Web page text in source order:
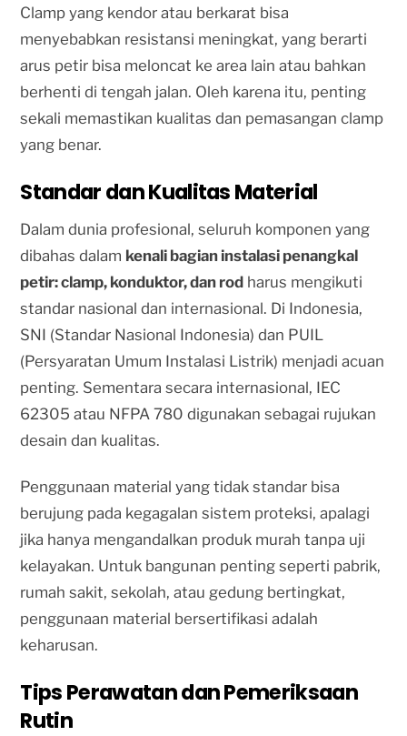
Clamp yang kendor atau berkarat bisa
menyebabkan resistansi meningkat, yang berarti
arus petir bisa meloncat ke area lain atau bahkan
berhenti di tengah jalan. Oleh karena itu, penting
sekali memastikan kualitas dan pemasangan clamp
yang benar.
Standar dan Kualitas Material
Dalam dunia profesional, seluruh komponen yang
dibahas dalam kenali bagian instalasi penangkal
petir: clamp, konduktor, dan rod harus mengikuti
standar nasional dan internasional. Di Indonesia,
SNI (Standar Nasional Indonesia) dan PUIL
(Persyaratan Umum Instalasi Listrik) menjadi acuan
penting. Sementara secara internasional, IEC
62305 atau NFPA 780 digunakan sebagai rujukan
desain dan kualitas.
Penggunaan material yang tidak standar bisa
berujung pada kegagalan sistem proteksi, apalagi
jika hanya mengandalkan produk murah tanpa uji
kelayakan. Untuk bangunan penting seperti pabrik,
rumah sakit, sekolah, atau gedung bertingkat,
penggunaan material bersertifikasi adalah
keharusan.
Tips Perawatan dan Pemeriksaan
Rutin